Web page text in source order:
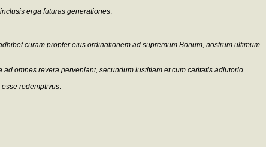
erga futuras generationes.
curam propter eius ordinationem ad supremum Bonum, nostrum ultimum
omnes revera perveniant, secundum iustitiam et cum caritatis adiutorio.
redemptivus.